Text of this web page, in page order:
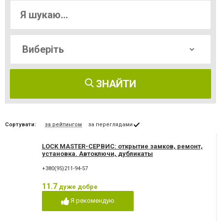
ЗНАЙТИ
Сортувати: за рейтингом за переглядами
LOCK MASTER-СЕРВИС: открытие замков, ремонт,
установка. Автоключи, дубликаты
+380(95)211-94-57
11.7 дуже добре
Я рекомендую